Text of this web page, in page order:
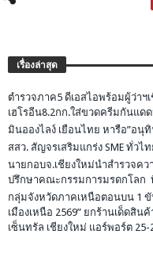
เรื่องล่าสุด
ตำรวจภาค5 ดีเอสไอพร้อมผู้ว่าฯ
เฮโรอีน8.2กก.ใส่ขวดครีมกันแด
มินอองไลง์ เยือนไทย หารือ”อ
สสว. สัญจรเสริมแกร่ง SME ทั่ว
นายกอบจ.เชียงใหม่นำสำรวจค
ปรึกษาคณะกรรมการมรดกโลก
กลุ่มจังหวัดภาคเหนือตอนบน 1 ขั
เมืองเหนือ 2569” ยกร้านเด็ดสิ
เซ็นทรัล เชียงใหม่ แอร์พอร์ต 25-